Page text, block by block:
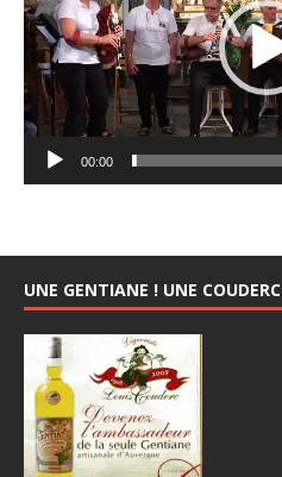
00:00
UNE GENTIANE ! UNE COUDERC